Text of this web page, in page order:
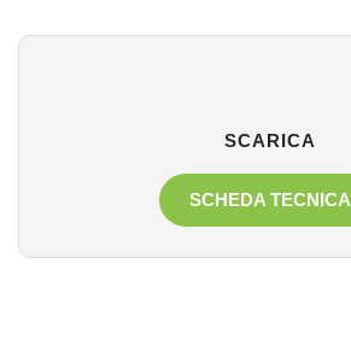
SCARICA
SCHEDA TECNICA